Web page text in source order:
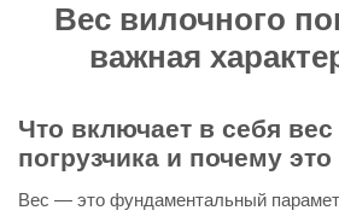
Вес вилочного
важная
Что включает в себя
погрузчика и почему
Вес — это фундаментальный